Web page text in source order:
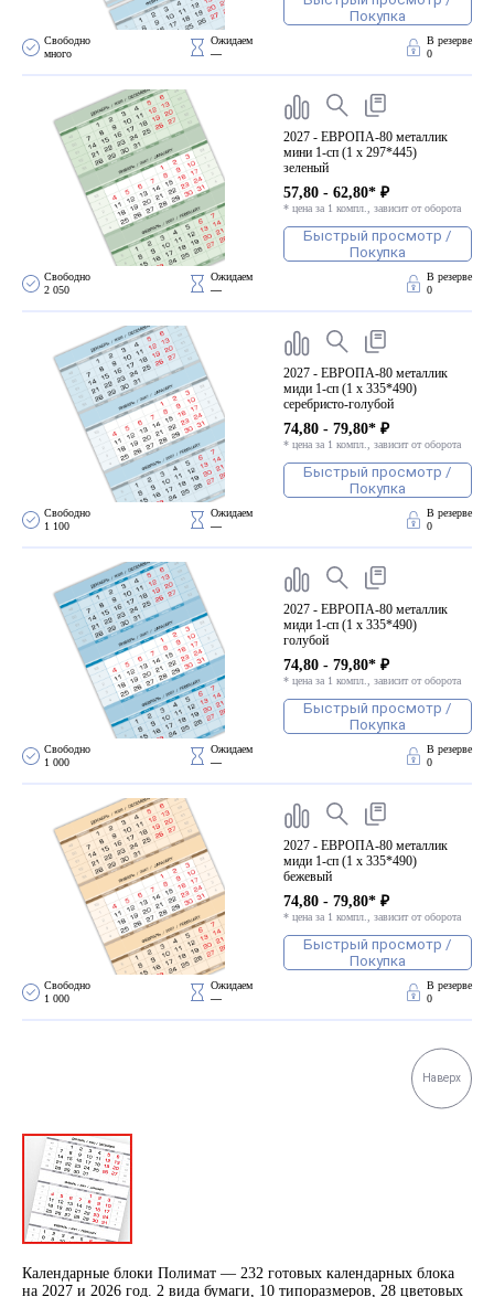
Покупка
Свободно
много
Ожидаем
—
В резерве
0
2027 - ЕВРОПА-80 металлик
мини 1-сп (1 х 297*445)
зеленый
57,80 - 62,80* ₽
* цена за 1 компл., зависит от оборота
Быстрый просмотр /
Покупка
Свободно
2 050
Ожидаем
—
В резерве
0
2027 - ЕВРОПА-80 металлик
миди 1-сп (1 х 335*490)
серебристо-голубой
74,80 - 79,80* ₽
* цена за 1 компл., зависит от оборота
Быстрый просмотр /
Покупка
Свободно
1 100
Ожидаем
—
В резерве
0
2027 - ЕВРОПА-80 металлик
миди 1-сп (1 х 335*490)
голубой
74,80 - 79,80* ₽
* цена за 1 компл., зависит от оборота
Быстрый просмотр /
Покупка
Свободно
1 000
Ожидаем
—
В резерве
0
2027 - ЕВРОПА-80 металлик
миди 1-сп (1 х 335*490)
бежевый
74,80 - 79,80* ₽
* цена за 1 компл., зависит от оборота
Быстрый просмотр /
Покупка
Свободно
1 000
Ожидаем
—
В резерве
0
Наверх
Календарные блоки Полимат — 232 готовых календарных блока
на 2027 и 2026 год. 2 вида бумаги, 10 типоразмеров, 28 цветовых